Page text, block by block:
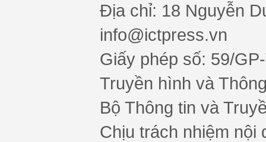
Địa chỉ: 18 Nguyễn
info@ictpress.vn
Giấy phép số: 59/
Truyền hình và
Bộ Thông tin và
Chịu trách nhiệm nội